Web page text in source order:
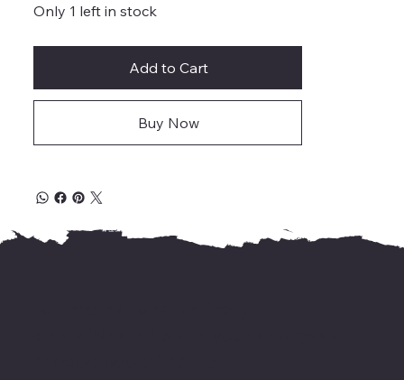
Only 1 left in stock
Add to Cart
Buy Now